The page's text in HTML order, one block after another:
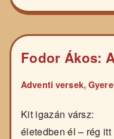
Fodor Ákos:
Adventi versek,
Kit igazán vársz:
életedben él – rég itt